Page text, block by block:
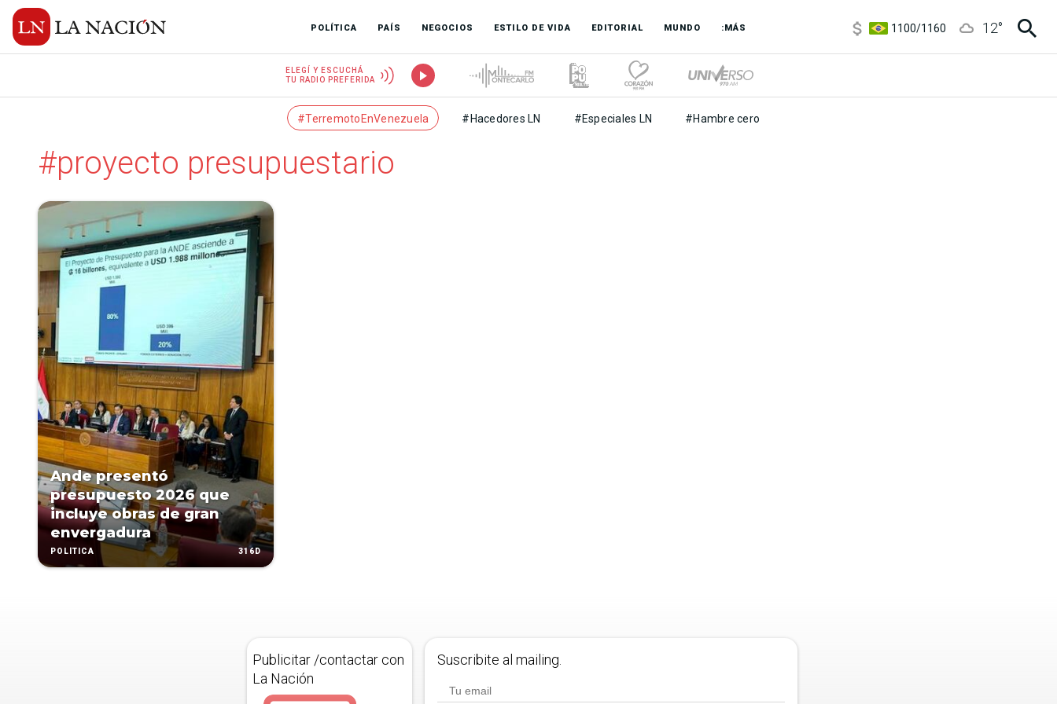
POLÍTICA PAÍS NEGOCIOS ESTILO DE VIDA EDITORIAL MUNDO :MÁS
1100/1160
12°
ELEGÍ Y ESCUCHÁ
TU RADIO PREFERIDA
#TerremotoEnVenezuela #Hacedores LN #Especiales LN #Hambre cero
#proyecto presupues­tario
Ande presentó
presupuesto 2026 que
incluye obras de gran
envergadura
POLÍTICA 316D
Publicitar /contactar con
La Nación
Suscribite al mailing.